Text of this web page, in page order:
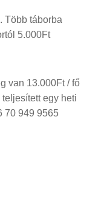
Több táborba
5.000Ft
van 13.000Ft / fő
egy heti
70 949 9565